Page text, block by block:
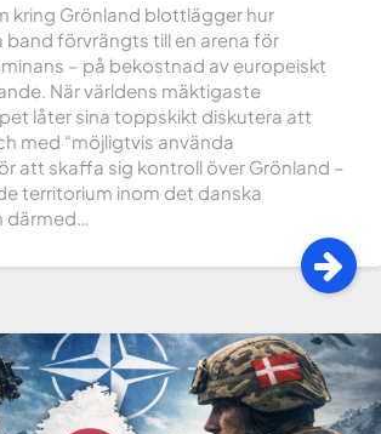
kring Grönland blottlägger hur
förvrängts till en arena för
– på bekostnad av europeiskt
När världens mäktigaste
låter sina toppskikt diskutera att
med “möjligtvis använda
att skaffa sig kontroll över Grönland –
territorium inom det danska